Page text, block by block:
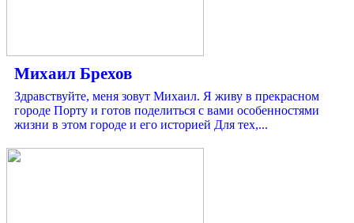
Михаил Брехов
Здравствуйте, меня зовут Михаил. Я живу в прекрасном
городе Порту и готов поделиться с вами особенностями
жизни в этом городе и его историей Для тех,...